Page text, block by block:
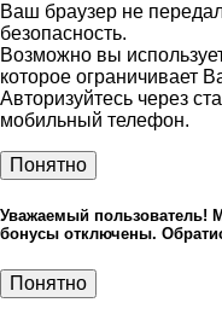
Ваш браузер не
безопасность.
Возможно вы
которое ограничивает
Авторизуйтесь через
мобильный телефон.
Понятно
Уважаемый пользователь!
бонусы отключены.
Понятно